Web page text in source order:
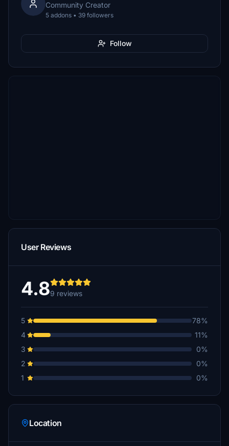
Community Creator
5 addons • 39 followers
Follow
User Reviews
4.89 reviews
5
78%
4
11%
3
0%
2
0%
1
0%
Location